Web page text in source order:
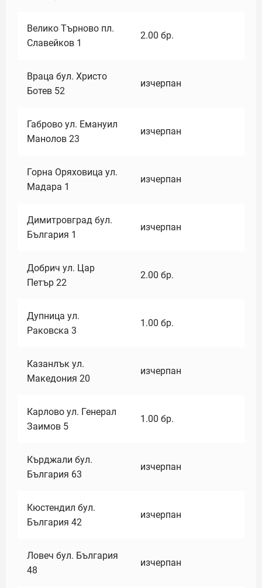
Велико Търново пл.
Славейков 1
2.00 бр.
Враца бул. Христо
Ботев 52
изчерпан
Габрово ул. Емануил
Манолов 23
изчерпан
Горна Оряховица ул.
Мадара 1
изчерпан
Димитровград бул.
България 1
изчерпан
Добрич ул. Цар
Петър 22
2.00 бр.
Дупница ул.
Раковска 3
1.00 бр.
Казанлък ул.
Македония 20
изчерпан
Карлово ул. Генерал
Заимов 5
1.00 бр.
Кърджали бул.
България 63
изчерпан
Кюстендил бул.
България 42
изчерпан
Ловеч бул. България
48
изчерпан